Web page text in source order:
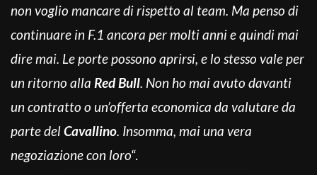
non voglio mancare di rispetto al team. Ma penso di
continuare in F.1 ancora per molti anni e quindi mai
dire mai. Le porte possono aprirsi, e lo stesso vale per
un ritorno alla Red Bull. Non ho mai avuto davanti
un contratto o un’offerta economica da valutare da
parte delCavallino. Insomma, mai una vera
negoziazione con loro“.